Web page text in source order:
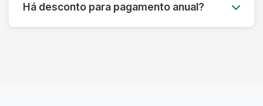
se às suas necessidades atuais.
Há desconto para pagamento anual?